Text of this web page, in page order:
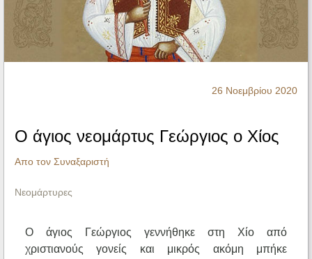
Ηχητικά
26 Νοεμβρίου 2020
Ο άγιος νεομάρτυς Γεώργιος ο Χίος
Απο τον Συναξαριστή
Νεομάρτυρες
Ο άγιος Γεώργιος γεννήθηκε στη Χίο από
χριστιανούς γονείς και μικρός ακόμη μπήκε